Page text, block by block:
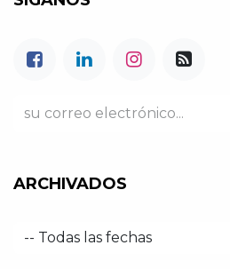
ARCHIVADOS